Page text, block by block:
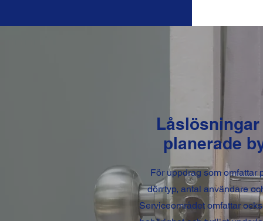
planerade
För uppdrag som omfattar
dörrtyp, antal användare
Serviceområdet omfattar